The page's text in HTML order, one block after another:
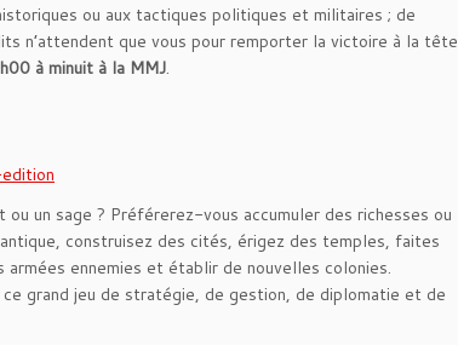
ou aux tactiques politiques et militaires ; de
n’attendent que vous pour remporter la victoire à la tête
à minuit à la MMJ.
un sage ? Préférerez-vous accumuler des richesses ou
construisez des cités, érigez des temples, faites
ennemies et établir de nouvelles colonies.
grand jeu de stratégie, de gestion, de diplomatie et de